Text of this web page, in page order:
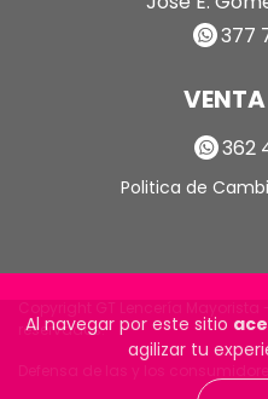
Al navegar por este sitio
agilizar tu
377
362
Politica de
Copyright GT Lencería Mayorista
reservados.
Defensa de las y los